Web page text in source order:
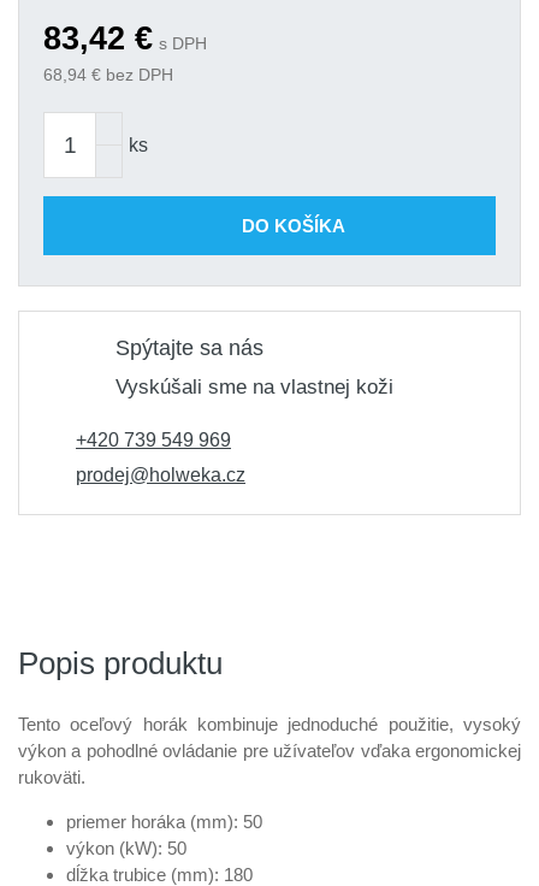
83,42 € s DPH
68,94 € bez DPH
ks
DO KOŠÍKA
Spýtajte sa nás
Vyskúšali sme na vlastnej koži
+420 739 549 969
prodej@holweka.cz
Popis produktu
Tento oceľový horák kombinuje jednoduché použitie, vysoký
výkon a pohodlné ovládanie pre užívateľov vďaka ergonomickej
rukoväti.
priemer horáka (mm): 50
výkon (kW): 50
dĺžka trubice (mm): 180